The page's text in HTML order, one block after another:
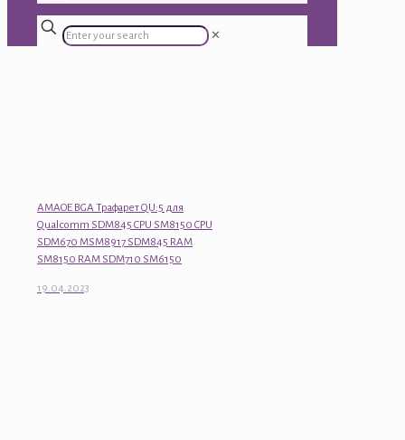
✕
AMAOE BGA Трафарет QU:5 для
Qualcomm SDM845 CPU SM8150 CPU
SDM670 MSM8917 SDM845 RAM
SM8150 RAM SDM710 SM6150
19.04.2023